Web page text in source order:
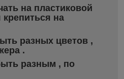
на пластиковой
крепиться на
разных цветов ,
.
разным , по